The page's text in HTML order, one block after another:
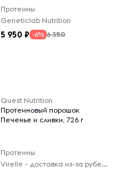
Протеины
Geneticlab Nutrition
5 950 -6% 6 350
Quest Nutrition
Протеиновый порошок
Печенье и сливки, 726 г
Протеины
Virelle - доставка из-за рубежа